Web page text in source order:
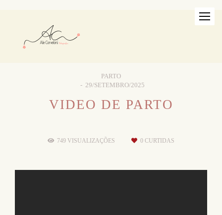
PARTO
29/SETEMBRO/2025
VIDEO DE PARTO
749 VISUALIZAÇÕES 0 CURTIDAS